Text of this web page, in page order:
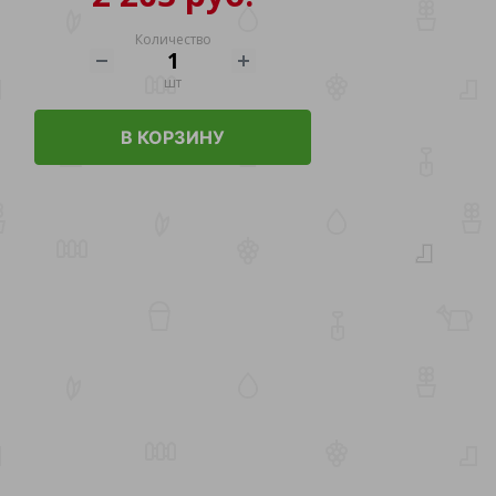
Количество
шт
В КОРЗИНУ